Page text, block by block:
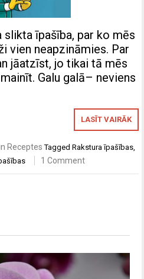
īpašība, par ko mēs
vien neapzināmies. Par
jāatzīst, jo tikai tā mēs
Galu galā– neviens
LASĪT VAIRĀK
Receptes TaggedRakstura īpašības,
1 Comment